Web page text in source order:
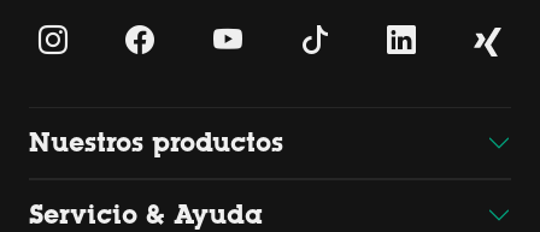
Nuestros productos
Servicio & Ayuda